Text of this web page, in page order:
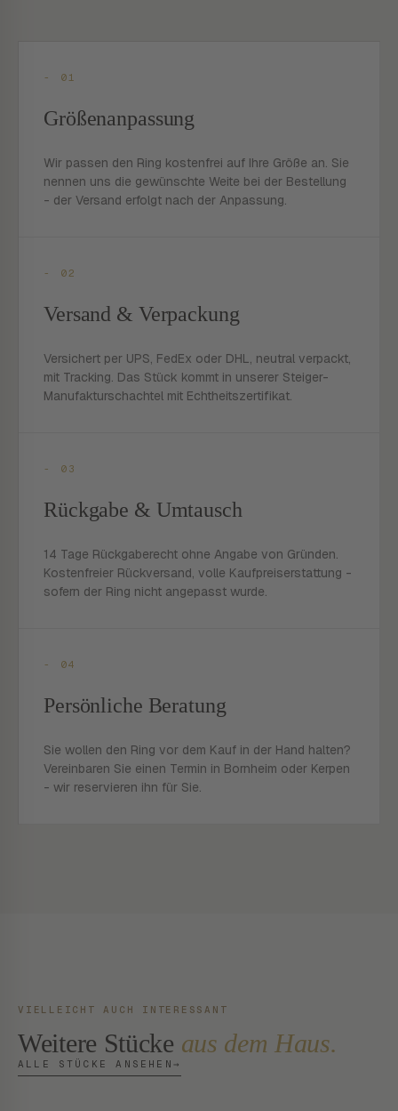
- 01
Größenanpassung
Wir passen den Ring kostenfrei auf Ihre Größe an. Sie
nennen uns die gewünschte Weite bei der Bestellung
- der Versand erfolgt nach der Anpassung.
- 02
Versand & Verpackung
Versichert per UPS, FedEx oder DHL, neutral verpackt,
mit Tracking. Das Stück kommt in unserer Steiger-
Manufakturschachtel mit Echtheitszertifikat.
- 03
Rückgabe & Umtausch
14 Tage Rückgaberecht ohne Angabe von Gründen.
Kostenfreier Rückversand, volle Kaufpreiserstattung -
sofern der Ring nicht angepasst wurde.
- 04
Persönliche Beratung
Sie wollen den Ring vor dem Kauf in der Hand halten?
Vereinbaren Sie einen Termin in Bornheim oder Kerpen
- wir reservieren ihn für Sie.
VIELLEICHT AUCH INTERESSANT
Weitere Stücke aus dem Haus.
ALLE STÜCKE ANSEHEN →